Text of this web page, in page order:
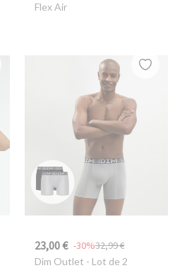
Flex Air
23,00 € 32,99 €
-30%
Dim Outlet - Lot de 2